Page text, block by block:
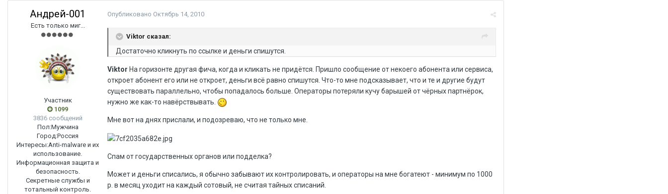
Андрей-001
Есть только миг...
Участник
1099
3836 сообщений
Пол:Мужчина
Город:Россия
Интересы:Anti-malware и их
использование.
Информационная защита и
безопасность.
Секретные службы и
тотальный контроль.
Опубликовано Октябрь 14, 2010
Viktor сказал:
Достаточно кликнуть по ссылке и деньги спишутся.
Viktor На горизонте другая фича, когда и кликать не придётся. Пришло сообщение от некоего абонента или сервиса,
откроет абонент его или не откроет, деньги всё равно спишутся. Что-то мне подсказывает, что и те и другие будут
существовать параллельно, чтобы попадалось больше. Операторы потеряли кучу барышей от чёрных партнёрок,
нужно же как-то навёрствывать.
Мне вот на днях прислали, и подозреваю, что не только мне.
Спам от государственных органов или подделка?
Может и деньги списались, я обычно забывают их контролировать, и операторы на мне богатеют - минимум по 1000
р. в месяц уходит на каждый сотовый, не считая тайных списаний.